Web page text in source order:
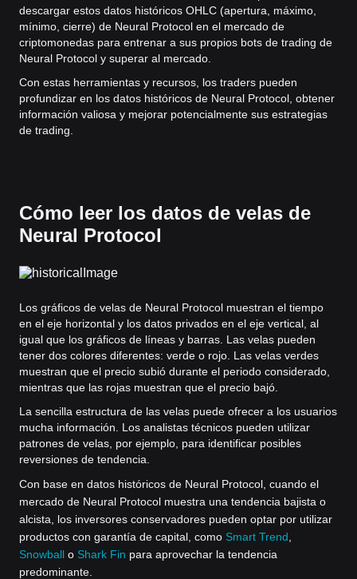
descargar estos datos históricos OHLC (apertura, máximo,
mínimo, cierre) de Neural Protocol en el mercado de
criptomonedas para entrenar a sus propios bots de trading de
Neural Protocol y superar al mercado.
Con estas herramientas y recursos, los traders pueden
profundizar en los datos históricos de Neural Protocol, obtener
información valiosa y mejorar potencialmente sus estrategias
de trading.
Cómo leer los datos de velas de
Neural Protocol
Los gráficos de velas de Neural Protocol muestran el tiempo
en el eje horizontal y los datos privados en el eje vertical, al
igual que los gráficos de líneas y barras. Las velas pueden
tener dos colores diferentes: verde o rojo. Las velas verdes
muestran que el precio subió durante el periodo considerado,
mientras que las rojas muestran que el precio bajó.
La sencilla estructura de las velas puede ofrecer a los usuarios
mucha información. Los analistas técnicos pueden utilizar
patrones de velas, por ejemplo, para identificar posibles
reversiones de tendencia.
Con base en datos históricos de Neural Protocol, cuando el
mercado de Neural Protocol muestra una tendencia bajista o
alcista, los inversores conservadores pueden optar por utilizar
productos con garantía de capital, como Smart Trend
Snowball o Shark Fin para aprovechar la tendencia
predominante.